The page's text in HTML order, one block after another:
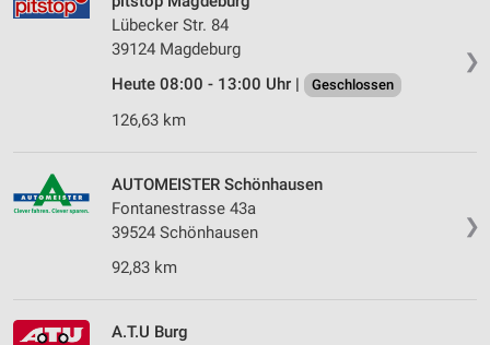
❯
Lübecker Str. 84
39124 Magdeburg
Heute 08:00 - 13:00 Uhr |
Geschlossen
126,63 km
❯
AUTOMEISTER Schönhausen
Fontanestrasse 43a
39524 Schönhausen
92,83 km
A.T.U Burg